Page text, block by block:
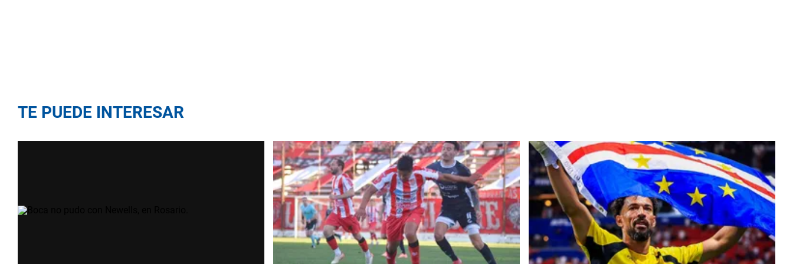
TE PUEDE INTERESAR